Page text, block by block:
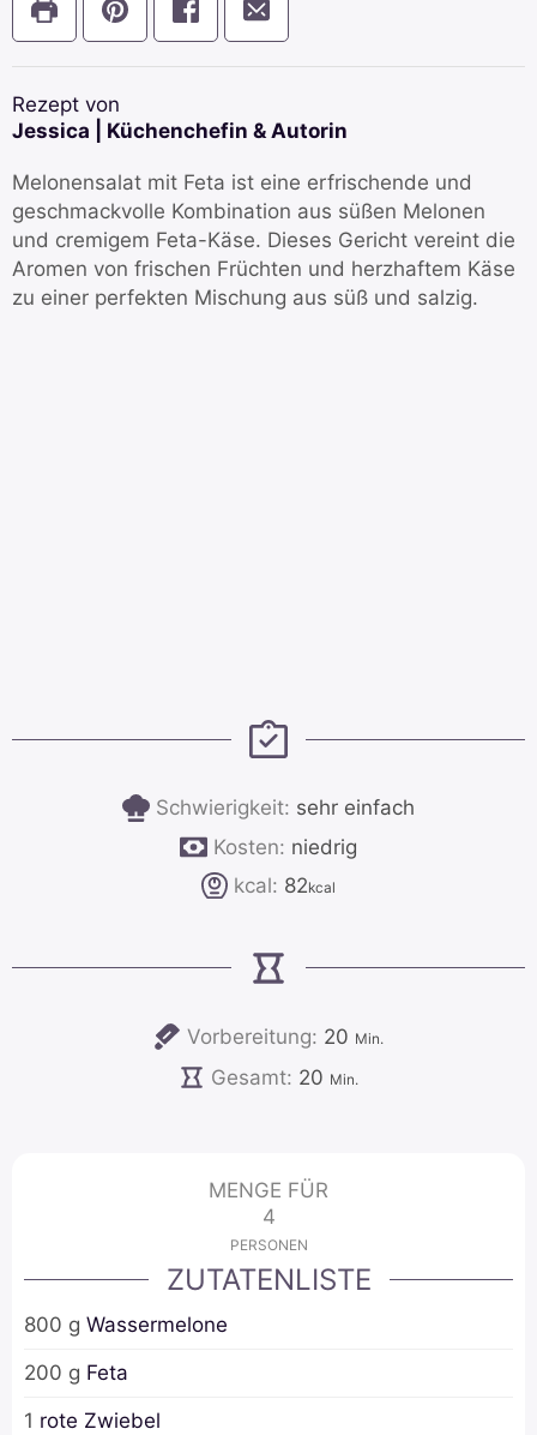
Rezept von
Jessica | Küchenchefin & Autorin
Melonensalat mit Feta ist eine erfrischende und
geschmackvolle Kombination aus süßen Melonen
und cremigem Feta-Käse. Dieses Gericht vereint die
Aromen von frischen Früchten und herzhaftem Käse
zu einer perfekten Mischung aus süß und salzig.
Schwierigkeit: sehr einfach
Kosten: niedrig
kcal: 82kcal
Vorbereitung: 20Minuten
Min.
Gesamt: 20 Minuten
Min.
MENGE FÜR
4
PERSONEN
ZUTATENLISTE
800 g Wassermelone
200 g Feta
1 rote Zwiebel